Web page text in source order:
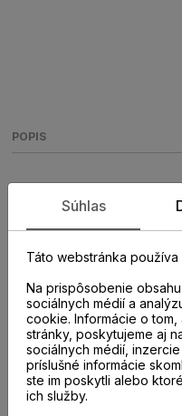
POPIS
Soklová lišta
XP80 - 80 x 16
Vysoké biele soklové
Súhlas
Táto webstránka
Na prispôsobenie
sociálnych médií a
cookie. Informácie o
stránky, poskytujeme aj
sociálnych médií,
príslušné informácie
ste im poskytli alebo
ich služby.